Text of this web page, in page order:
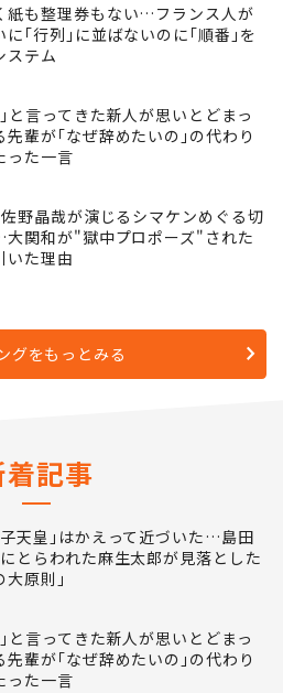
紙も整理券もない…フランス人が
に｢行列｣に並ばないのに｢順番｣を
ステム
と言ってきた新人が思いとどまっ
輩が｢なぜ辞めたいの｣の代わり
った一言
野晶哉が演じるシマケンめぐる切
関和が"獄中プロポーズ"された
いた理由
グをもっとみる
記事
天皇｣はかえって近づいた…島田
とらわれた麻生太郎が見落とした
大原則｣
と言ってきた新人が思いとどまっ
輩が｢なぜ辞めたいの｣の代わり
った一言